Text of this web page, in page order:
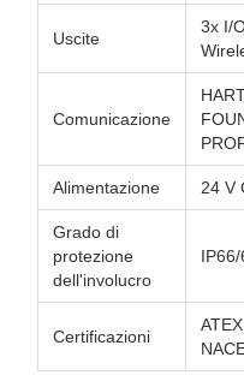
Uscite
3x I/
Comunicazione
Alimentazione 24 V
Grado di
protezione
dell'involucro
Certificazioni